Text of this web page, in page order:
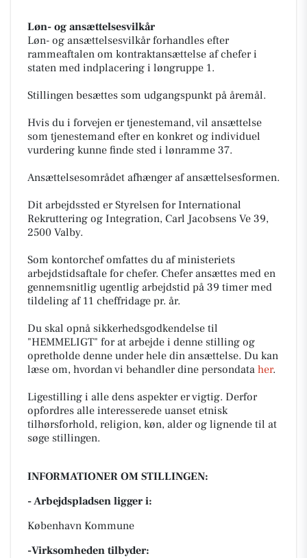
Løn- og ansættelsesvilkår
Løn- og ansættelsesvilkår forhandles efter
rammeaftalen om kontraktansættelse af chefer i
staten med indplacering i løngruppe 1.
Stillingen besættes som udgangspunkt på åremål.
Hvis du i forvejen er tjenestemand, vil ansættelse
som tjenestemand efter en konkret og individuel
vurdering kunne finde sted i lønramme 37.
Ansættelsesområdet afhænger af ansættelsesformen.
Dit arbejdssted er Styrelsen for International
Rekruttering og Integration, Carl Jacobsens Ve 39,
2500 Valby.
Som kontorchef omfattes du af ministeriets
arbejdstidsaftale for chefer. Chefer ansættes med en
gennemsnitlig ugentlig arbejdstid på 39 timer med
tildeling af 11 cheffridage pr. år.
Du skal opnå sikkerhedsgodkendelse til
"HEMMELIGT" for at arbejde i denne stilling og
opretholde denne under hele din ansættelse. Du kan
læse om, hvordan vi behandler dine persondata her.
Ligestilling i alle dens aspekter er vigtig. Derfor
opfordres alle interesserede uanset etnisk
tilhørsforhold, religion, køn, alder og lignende til at
søge stillingen.
INFORMATIONER OM STILLINGEN:
- Arbejdspladsen ligger i:
København Kommune
-Virksomheden tilbyder: